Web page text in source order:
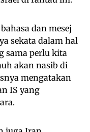
dan mesej
sekata dalam hal
sama perlu kita
akan nasib di
mengatakan
IS yang